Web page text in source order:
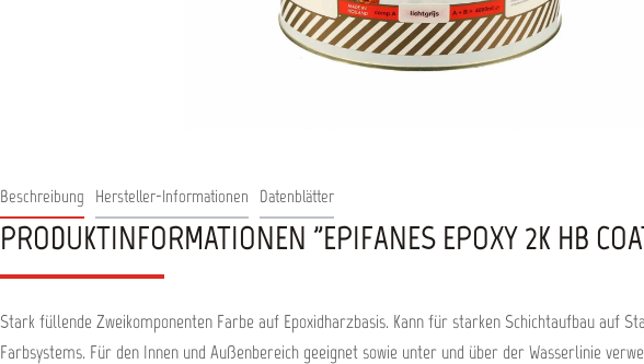
Beschreibung Hersteller-Informationen Datenblätter
PRODUKTINFORMATIONEN "EPIFANES EPOXY 2K HB
Stark füllende Zweikomponenten Farbe auf Epoxidharzbasis. Kann für starken Schichtaufbau auf
Farbsystems. Für den Innen und Außenbereich geeignet sowie unter und über der Wasserlinie